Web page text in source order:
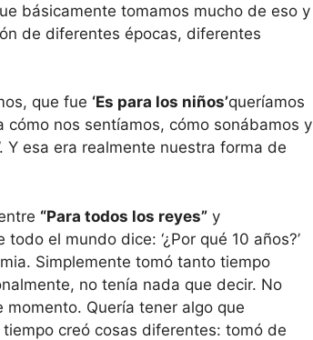
básicamente tomamos mucho de eso y
de diferentes épocas, diferentes
que fue ‘Es para los niños’queríamos
nos sentíamos, cómo sonábamos y
Y esa era realmente nuestra forma de
“Para todos los reyes” y
todo el mundo dice: ‘¿Por qué 10 años?’
Simplemente tomó tanto tiempo
no tenía nada que decir. No
Quería tener algo que
creó cosas diferentes: tomó de